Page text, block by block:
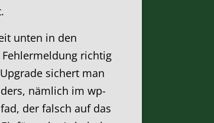
unten in den
richtig
sichert man
nämlich im wp-
der falsch auf das